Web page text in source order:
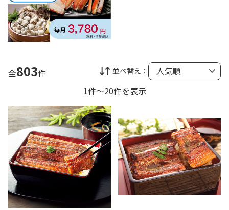
全803件 並べ替え：
1件～20件を表示